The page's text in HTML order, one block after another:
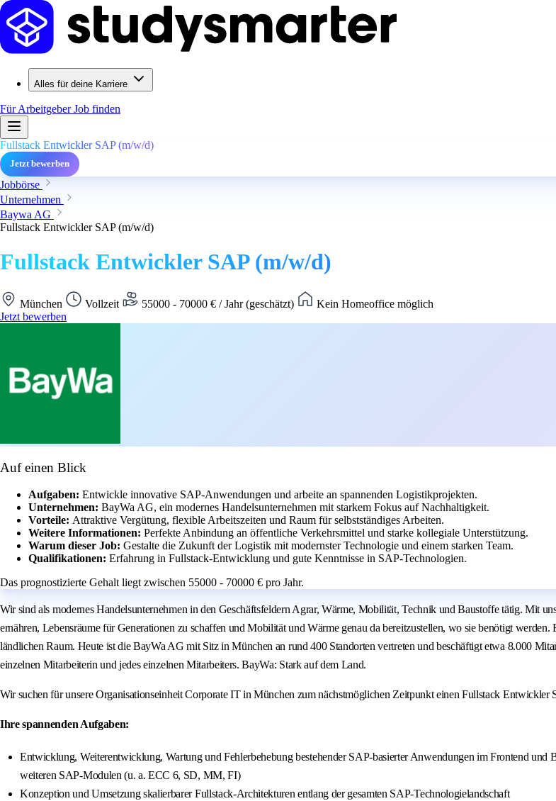
Alles für deine Karriere
Für ArbeitgeberJob finden
Fullstack Entwickler SAP (m/w/d)
Jetzt bewerben
Jobbörse
Unternehmen
Baywa AG
Fullstack Entwickler SAP (m/w/d)
Fullstack Entwickler SAP (m/w/d)
München Vollzeit 55000 - 70000 € / Jahr (geschätzt)
Kein Homeoffice möglich
Jetzt bewerben
Auf einen Blick
Aufgaben: Entwickle innovative SAP-Anwendungen und arbeite an spannenden Logistikprojekten.
Unternehmen: BayWa AG, ein modernes Handelsunternehmen mit starkem Fokus auf Nachhaltigkeit.
Vorteile: Attraktive Vergütung, flexible Arbeitszeiten und Raum für selbstständiges Arbeiten.
Weitere Informationen: Perfekte Anbindung an öffentliche Verkehrsmittel und starke kollegiale Unterstützung.
Warum dieser Job: Gestalte die Zukunft der Logistik mit modernster Technologie und einem starken Team.
Qualifikationen: Erfahrung in Fullstack-Entwicklung und gute Kenntnisse in SAP-Technologien.
Das prognostizierte Gehalt liegt zwischen 55000 - 70000 € pro Jahr.
Wir sind als modernes Handelsunternehmen in den Geschäftsfeldern Agrar, Wärme, Mobilität, Technik und Baustoffe tätig. Mit
ernähren, Lebensräume für Generationen zu schaffen und Mobilität und Wärme genau da bereitzustellen, wo sie benötigt
ländlichen Raum. Heute ist die BayWa AG mit Sitz in München an rund 400 Standorten vertreten und beschäftigt etwa 8.000
einzelnen Mitarbeiterin und jedes einzelnen Mitarbeiters. BayWa: Stark auf dem Land.
Wir suchen für unsere Organisationseinheit Corporate IT in München zum nächstmöglichen Zeitpunkt einen Fullstack Entwickler
Ihre spannenden Aufgaben:
Entwicklung, Weiterentwicklung, Wartung und Fehlerbehebung bestehender SAP-basierter Anwendungen im Frontend
weiteren SAP-Modulen (u. a. ECC 6, SD, MM, FI)
Konzeption und Umsetzung skalierbarer Fullstack-Architekturen entlang der gesamten SAP-Technologielandschaft